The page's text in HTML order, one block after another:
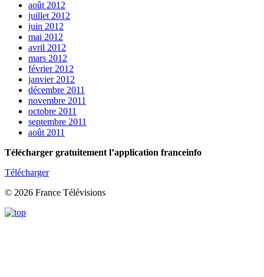
août 2012
juillet 2012
juin 2012
mai 2012
avril 2012
mars 2012
février 2012
janvier 2012
décembre 2011
novembre 2011
octobre 2011
septembre 2011
août 2011
Télécharger gratuitement l’application franceinfo
Télécharger
© 2026 France Télévisions